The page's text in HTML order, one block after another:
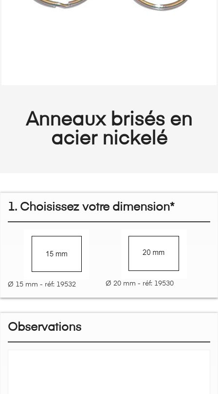
Anneaux brisés en
acier nickelé
1. Choisissez votre dimension*
Ø 15 mm - réf: 19532 Ø 20 mm - réf: 19530
Observations